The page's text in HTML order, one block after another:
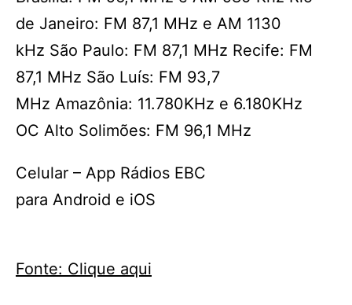
de Janeiro: FM 87,1 MHz e AM 1130
kHz São Paulo: FM 87,1 MHz Recife: FM
87,1 MHz São Luís: FM 93,7
MHz Amazônia: 11.780KHz e 6.180KHz
OC Alto Solimões: FM 96,1 MHz
Celular – App Rádios EBC
para Android e iOS
Fonte: Clique aqui